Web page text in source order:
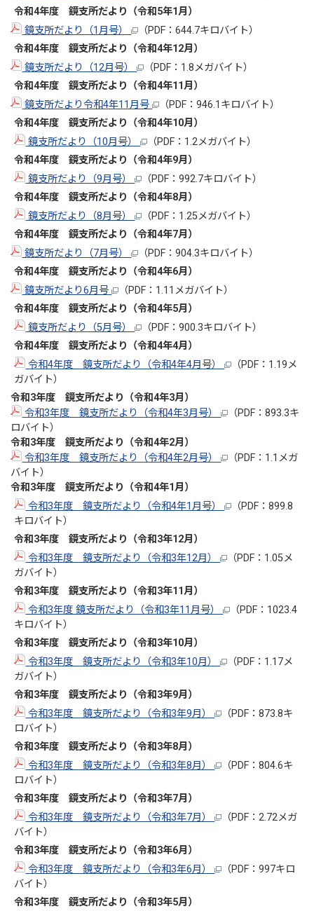
令和4年度 鏡支所だより（令和5年1月）
鏡支所だより（1月号）
（PDF：644.7キロバイト）
令和4年度 鏡支所だより（令和4年12月）
鏡支所だより（12月号）
（PDF：1.8メガバイト）
令和4年度 鏡支所だより（令和4年11月）
鏡支所だより令和4年11月号
（PDF：946.1キロバイト）
令和4年度 鏡支所だより（令和4年10月）
鏡支所だより（10月号）
（PDF：1.2メガバイト）
令和4年度 鏡支所だより（令和4年9月）
鏡支所だより（9月号）
（PDF：992.7キロバイト）
令和4年度 鏡支所だより（令和4年8月）
鏡支所だより（8月号）
（PDF：1.25メガバイト）
令和4年度 鏡支所だより（令和4年7月）
鏡支所だより（7月号）
（PDF：904.3キロバイト）
令和4年度 鏡支所だより（令和4年6月）
鏡支所だより6月号
（PDF：1.11メガバイト）
令和4年度 鏡支所だより（令和4年5月）
鏡支所だより（5月号）
（PDF：900.3キロバイト）
令和4年度 鏡支所だより（令和4年4月）
令和4年度 鏡支所だより（令和4年4月号）
（PDF：1.19メ
ガバイト）
令和3年度 鏡支所だより（令和4年3月）
令和3年度 鏡支所だより（令和4年3月号）
（PDF：893.3キ
ロバイト）
令和3年度 鏡支所だより（令和4年2月）
令和3年度 鏡支所だより（令和4年2月号）
（PDF：1.1メガ
バイト）
令和3年度 鏡支所だより（令和4年1月）
令和3年度 鏡支所だより（令和4年1月号）
（PDF：899.8
キロバイト）
令和3年度 鏡支所だより（令和3年12月）
令和3年度 鏡支所だより（令和3年12月）
（PDF：1.05メ
ガバイト）
令和3年度 鏡支所だより（令和3年11月）
令和3年度 鏡支所だより（令和3年11月号）
（PDF：1023.4
キロバイト）
令和3年度 鏡支所だより（令和3年10月 ）
令和3年度 鏡支所だより（令和3年10月）
（PDF：1.17メ
ガバイト）
令和3年度 鏡支所だより（令和3年9月 ）
令和3年度 鏡支所だより（令和3年9月）
（PDF：873.8キ
ロバイト）
令和3年度 鏡支所だより（令和3年8月 ）
令和3年度 鏡支所だより（令和3年8月）
（PDF：804.6キ
ロバイト）
令和3年度 鏡支所だより（令和3年7月 ）
令和3年度 鏡支所だより（令和3年7月）
（PDF：2.72メガ
バイト）
令和3年度 鏡支所だより（令和3年6月 ）
令和3年度 鏡支所だより（令和3年6月）
（PDF：997キロ
バイト）
令和3年度 鏡支所だより（令和3年5月 ）